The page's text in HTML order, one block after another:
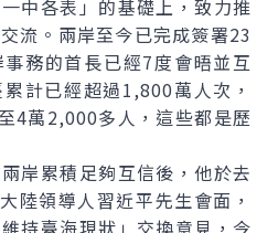
中各表」的基礎上，致力推
流。兩岸至今已完成簽署23
務的首長已經7度會晤並互
計已經超過1,800萬人次，
4萬2,000多人，這些都是歷
累積足夠互信後，他於去
陸領導人習近平先生會面，
持臺海現狀」交換意見，今